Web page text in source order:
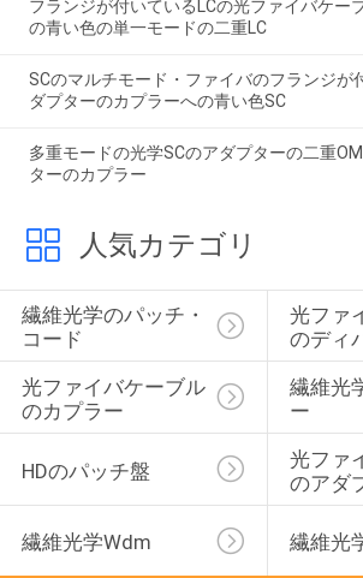
フランジが付いているLCの光ファイバケー
の青い色の単一モードの二重LC
SCのマルチモード・ファイバのフランジが
ダプターのカプラーへの青い色SC
多重モードの光学SCのアダプターの二重
ターのカプラー
人気カテゴリ
繊維光学のパッチ・
コード
光ファ
のディ
光ファイバケーブル
のカプラー
繊維光
ー
HDのパッチ盤
光ファ
のアダ
繊維光学wdm 繊維光